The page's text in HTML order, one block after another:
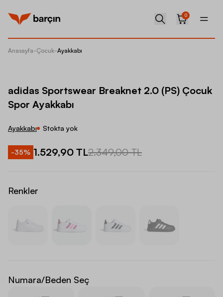
0
Anasayfa-Çocuk-Ayakkabı
adidas Sportswear Breaknet 2.0 (PS) Çocuk
Spor Ayakkabı
Ayakkabı Stokta yok
-35% 1.529,90 TL2.349,00 TL
Renkler
Numara/Beden Seç